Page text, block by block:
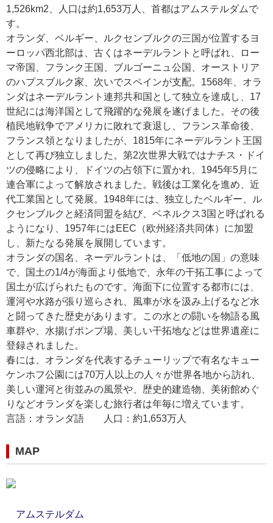
1,526km2、人口は約1,653万人、首都はアムステルダムで
す。
オランダ、ベルギー、ルクセンブルクの三国が位置するヨ
ーロッパ西北部は、古くはネーデルラントと呼ばれ、ロー
マ帝国、フランク王国、ブルゴーニュ公国、オーストリア
のハプスブルク家、次いでスペインが支配。1568年、オラ
ンダはネーデルラント連邦共和国として独立を達成し、17
世紀には海洋国として飛躍的な発展を遂げました。その後
植民地戦争でアメリカに敗れて衰退し、フランス革命後、
フランス領となりましたが、1815年にネーデルラント王国
として再び独立しました。第2次世界大戦ではナチス・ドイ
ツの侵略により、ドイツの占領下に置かれ、1945年5月に
連合軍によって解放されました。戦後は工業化を進め、近
代工業国として発展。1948年には、独立したベルギー、ル
クセンブルクと経済同盟を結び、ベネルクス3国と呼ばれる
ようになり、1957年にはEEC（欧州経済共同体）に加盟
し、新たなる発展を展開しています。
オランダの国名、ネーデルラントは、「低地の国」の意味
で、国土の1/4が海面より低地で、永年の干拓工事によって
国土が広げられたものです。海面下に位置する都市には、
運河や水路が張り巡らされ、風車が水を汲み上げるなど水
と闘ってきた歴史があります。この水との闘いを物語る風
車群や、水揚げポンプ場、美しい干拓地などは世界遺産に
登録されました。
春には、オランダを代表するチューリップで有名なキュー
ケンホフ公園には70万人以上の人々が世界各地から訪れ、
美しい運河と街並みの風景や、歴史的建造物、美術館めぐ
りなどオランダを楽しむ旅行者は年毎に増えています。
言語：オランダ語 人口：約1,653万人
MAP
アムステルダム